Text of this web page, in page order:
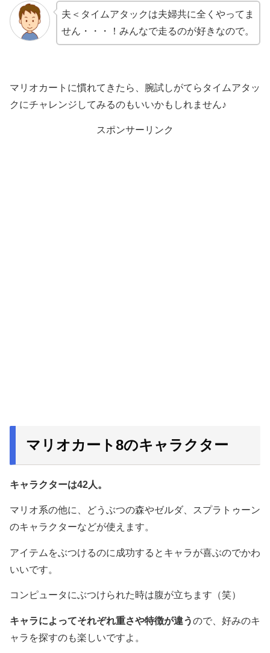
夫＜タイムアタックは夫婦共に全くやってま
せん・・・！みんなで走るのが好きなので。
マリオカートに慣れてきたら、腕試しがてらタイムアタッ
クにチャレンジしてみるのもいいかもしれません♪
スポンサーリンク
マリオカート8のキャラクター
キャラクターは42人。
マリオ系の他に、どうぶつの森やゼルダ、スプラトゥーン
のキャラクターなどが使えます。
アイテムをぶつけるのに成功するとキャラが喜ぶのでかわ
いいです。
コンピュータにぶつけられた時は腹が立ちます（笑）
キャラによってそれぞれ重さや特徴が違うので、好みのキ
ャラを探すのも楽しいですよ。